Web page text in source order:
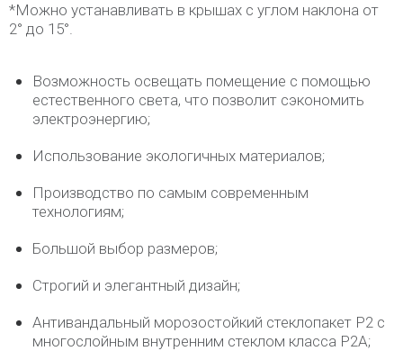
*Можно устанавливать в крышах с углом наклона от
2° до 15°.
Возможность освещать помещение с помощью
естественного света, что позволит сэкономить
электроэнергию;
Использование экологичных материалов;
Производство по самым современным
технологиям;
Большой выбор размеров;
Строгий и элегантный дизайн;
Антивандальный морозостойкий стеклопакет P2 с
многослойным внутренним стеклом класса P2A;